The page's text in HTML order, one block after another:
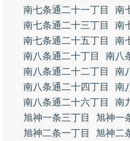
南七条通二十一丁目
南
南七条通二十三丁目
南
南七条通二十五丁目
南
南八条通二十丁目
南八
南八条通二十二丁目
南
南八条通二十四丁目
南
南八条通二十六丁目
南
旭神一条三丁目
旭神一
旭神二条一丁目
旭神二